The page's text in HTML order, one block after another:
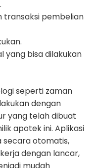
transaksi pembelian
yang bisa dilakukan
seperti zaman
dengan
yang telah dibuat
apotek ini. Aplikasi
secara otomatis,
dengan lancar,
mudah